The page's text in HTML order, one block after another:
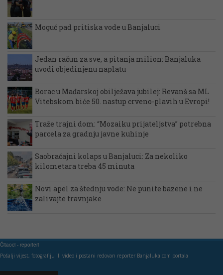
Moguć pad pritiska vode u Banjaluci
Jedan račun za sve, a pitanja milion: Banjaluka
uvodi objedinjenu naplatu
Borac u Mađarskoj obilježava jubilej: Revanš sa ML
Vitebskom biće 50. nastup crveno-plavih u Evropi!
Traže trajni dom: “Mozaiku prijateljstva” potrebna
parcela za gradnju javne kuhinje
Saobraćajni kolaps u Banjaluci: Za nekoliko
kilometara treba 45 minuta
Novi apel za štednju vode: Ne punite bazene i ne
zalivajte travnjake
Čitaoci - reporteri
Pošalji vijest, fotografiju ili video i postani redovan reporter Banjaluka.com portala